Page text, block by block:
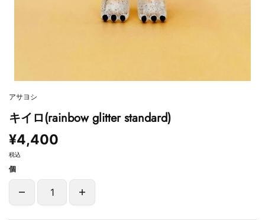
アサヨシ
キイロ(rainbow glitter standard)
¥4,400
税込
個